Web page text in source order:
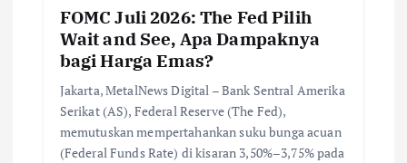
FOMC Juli 2026: The Fed Pilih
Wait and See, Apa Dampaknya
bagi Harga Emas?
Jakarta, MetalNews Digital – Bank Sentral Amerika
Serikat (AS), Federal Reserve (The Fed),
memutuskan mempertahankan suku bunga acuan
(Federal Funds Rate) di kisaran 3,50%–3,75% pada